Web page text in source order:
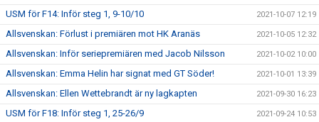
USM för F14: Inför steg 1, 9-10/10 2021-10-07 12:19
Allsvenskan: Förlust i premiären mot HK Aranäs 2021-10-05 12:32
Allsvenskan: Inför seriepremiären med Jacob Nilsson 2021-10-02 10:00
Allsvenskan: Emma Helin har signat med GT Söder! 2021-10-01 13:39
Allsvenskan: Ellen Wettebrandt är ny lagkapten 2021-09-30 16:23
USM för F18: Inför steg 1, 25-26/9 2021-09-24 10:53